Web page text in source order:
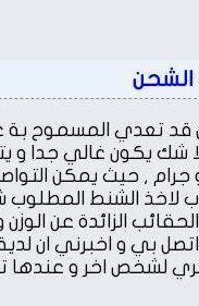
الشحن
قد تعدي المسموح
شحنها بسعر اقل بكثير و لا يتجاوز 20
لاخذ الشنط
الزائدة عن
لشخص اخر و عندها